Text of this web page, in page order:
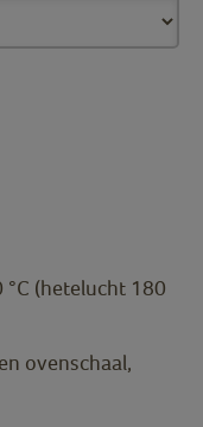
(hetelucht 180
ovenschaal,